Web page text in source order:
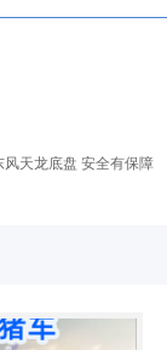
天龙底盘 安全有保障